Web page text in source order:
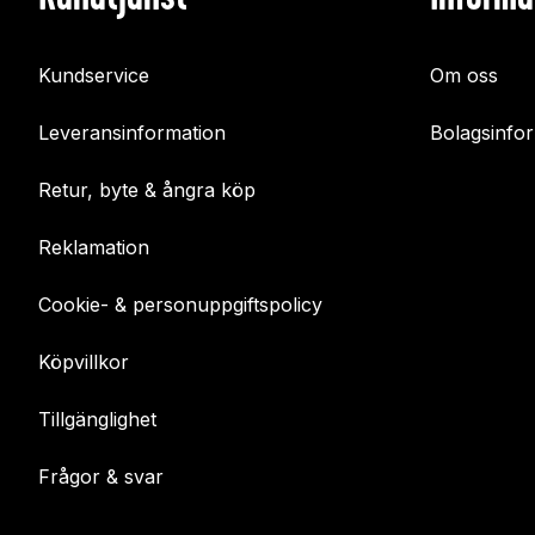
Kundservice
Leveransinformation
Retur, byte & ångra köp
Reklamation
Cookie- & personuppgiftspolicy
Köpvillkor
Tillgänglighet
Frågor & svar
Om oss